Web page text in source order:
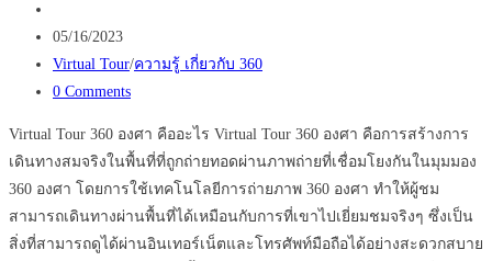
ใช้
Virtual
tour
ใน
ธุรกิจ
ของ
คุณ
author:
Post
published:
05/16/2023
Post
category:
Virtual Tour/ความรู้ เกี่ยวกับ 360
Post
0 Comments
Virtual Tour 360 องศา คืออะไร Virtual Tour 360 องศา คือการสร้างการ
เดินทางสมจริงในพื้นที่ที่ถูกถ่ายทอดผ่านภาพถ่ายที่เชื่อมโยงกันในมุมมอง
360 องศา โดยการใช้เทคโนโลยีการถ่ายภาพ 360 องศา ทำให้ผู้ชม
สามารถเดินทางผ่านพื้นที่ได้เหมือนกับการที่เขาไปเยี่ยมชมจริงๆ ซึ่งเป็น
สิ่งที่สามารถดูได้ผ่านอินเทอร์เน็ตและโทรศัพท์มือถือได้อย่างสะดวกสบาย